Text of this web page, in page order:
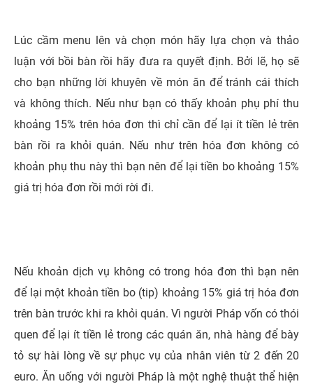
Lúc cầm menu lên và chọn món hãy lựa chọn và thảo
luận với bồi bàn rồi hãy đưa ra quyết định. Bởi lẽ, họ sẽ
cho bạn những lời khuyên về món ăn để tránh cái thích
và không thích. Nếu như bạn có thấy khoản phụ phí thu
khoảng 15% trên hóa đơn thì chỉ cần để lại ít tiền lẻ trên
bàn rồi ra khỏi quán. Nếu như trên hóa đơn không có
khoản phụ thu này thì bạn nên để lại tiền bo khoảng 15%
giá trị hóa đơn rồi mới rời đi.
Nếu khoản dịch vụ không có trong hóa đơn thì bạn nên
để lại một khoản tiền bo (tip) khoảng 15% giá trị hóa đơn
trên bàn trước khi ra khỏi quán. Vì người Pháp vốn có thói
quen để lại ít tiền lẻ trong các quán ăn, nhà hàng để bày
tỏ sự hài lòng về sự phục vụ của nhân viên từ 2 đến 20
euro. Ăn uống với người Pháp là một nghệ thuật thể hiện